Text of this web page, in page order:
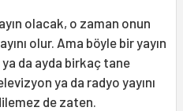
olacak, o zaman onun
olur. Ama böyle bir yayın
ya da ayda birkaç tane
ya da radyo yayını
de zaten.